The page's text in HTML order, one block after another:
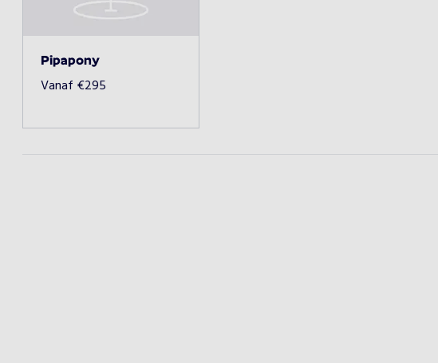
Pipapony
Vanaf €295